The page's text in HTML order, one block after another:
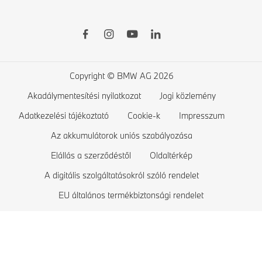
BMW 2-es sorozat
BMW 1-es sorozat
BMW M-es sorozat
Exkluzív BMW modellek
BMW biztonsági járművek
Az elektromos autók hatótávja
Az elektromos autók költségei
Plug-in hibrid modellek
Copyright © BMW AG 2026
Akadálymentesítési nyilatkozat
Jogi közlemény
Adatkezelési tájékoztató
Cookie-k
Impresszum
Az akkumulátorok uniós szabályozása
Elállás a szerződéstől
Oldaltérkép
A digitális szolgáltatásokról szóló rendelet
EU általános termékbiztonsági rendelet